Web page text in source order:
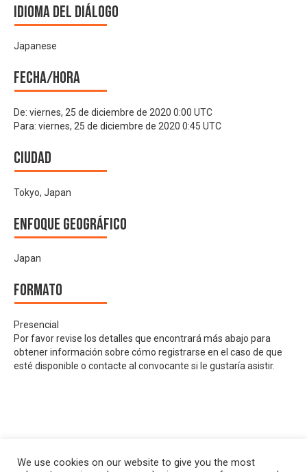
Idioma del Diálogo
Japanese
Fecha/hora
De: viernes, 25 de diciembre de 2020 0:00 UTC
Para: viernes, 25 de diciembre de 2020 0:45 UTC
Ciudad
Tokyo, Japan
Enfoque geográfico
Japan
Formato
Presencial
Por favor revise los detalles que encontrará más abajo para
obtener información sobre cómo registrarse en el caso de que
esté disponible o contacte al convocante si le gustaría asistir.
We use cookies on our website to give you the most